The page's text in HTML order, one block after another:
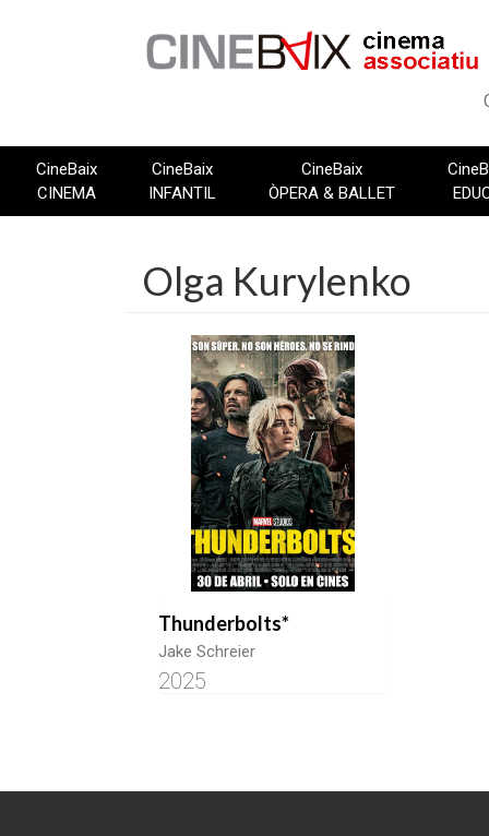
CineBaix
CINEMA
CineBaix
INFANTIL
CineBaix
ÒPERA & BALLET
Olga Kurylenko
Thunderbolts*
Jake Schreier
2025